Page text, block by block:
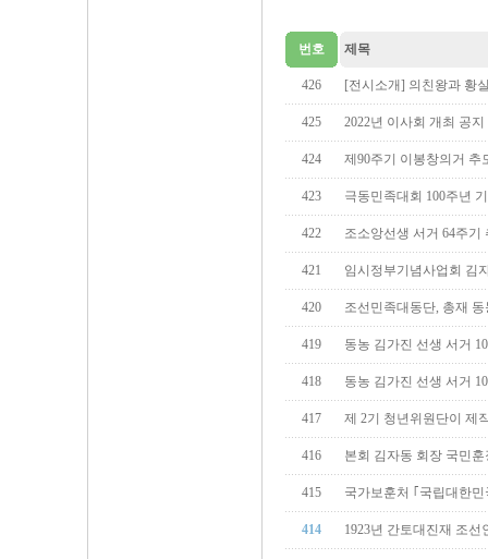
번호 제목
426 [전시소개] 의친왕과 황
425 2022년 이사회 개최 공지
424 제90주기 이봉창의거 추
423 극동민족대회 100주년
422 조소앙선생 서거 64주기
421 임시정부기념사업회 김
420 조선민족대동단, 총재
419 동농 김가진 선생 서거
418 동농 김가진 선생 서거
417 제 2기 청년위원단이 제
416 본회 김자동 회장 국민
415 국가보훈처 ｢국립대한
414 1923년 간토대진재 조